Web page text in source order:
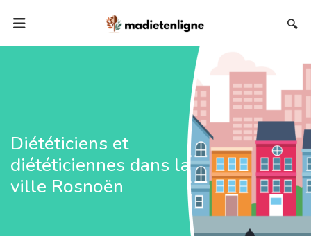
🔍
Diététiciens et
diététiciennes dans la
ville Rosnoën